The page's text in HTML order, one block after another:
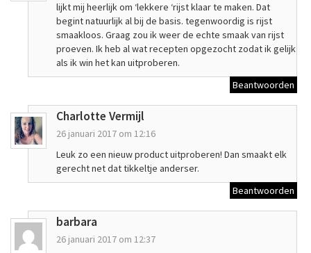
lijkt mij heerlijk om ‘lekkere ‘rijst klaar te maken. Dat
begint natuurlijk al bij de basis. tegenwoordig is rijst
smaakloos. Graag zou ik weer de echte smaak van rijst
proeven. Ik heb al wat recepten opgezocht zodat ik gelijk
als ik win het kan uitproberen.
Beantwoorden
Charlotte Vermijl
26 januari 2017 om 12:16
Leuk zo een nieuw product uitproberen! Dan smaakt elk
gerecht net dat tikkeltje anderser.
Beantwoorden
barbara
26 januari 2017 om 12:37